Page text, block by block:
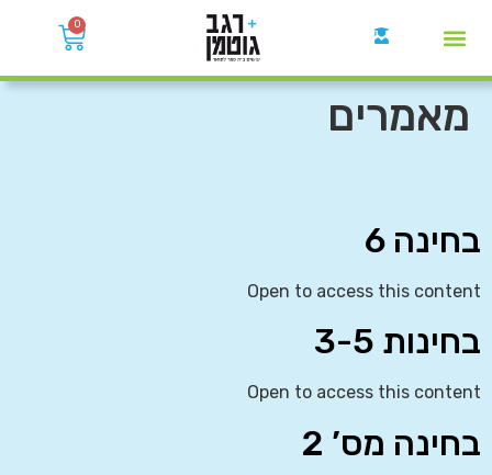
0
מאמרים
בחינה 6
Open to access this content
בחינות 3-5
Open to access this content
בחינה מס’ 2